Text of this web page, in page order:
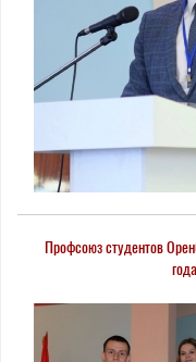
Профсоюз студентов